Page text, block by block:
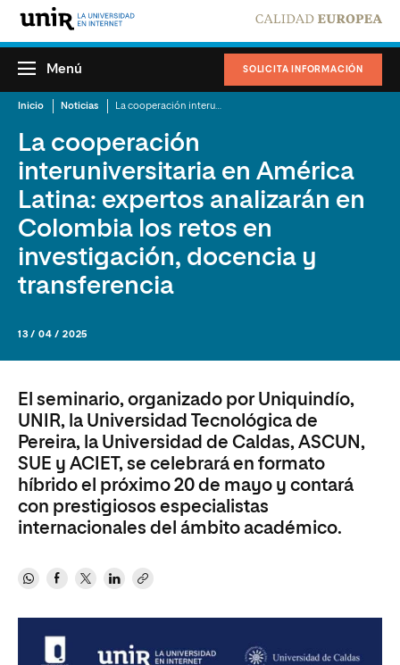
SOLICITA INFORMACIÓN
Menú
Inicio Noticias
La cooperación
interuniversitaria en América
Latina: expertos analizarán en
Colombia los retos en
investigación, docencia y
transferencia
13 / 04 / 2025
El seminario, organizado por Uniquindío,
UNIR, la Universidad Tecnológica de
Pereira, la Universidad de Caldas, ASCUN,
SUE y ACIET, se celebrará en formato
híbrido el próximo 20 de mayo y contará
con prestigiosos especialistas
internacionales del ámbito académico.